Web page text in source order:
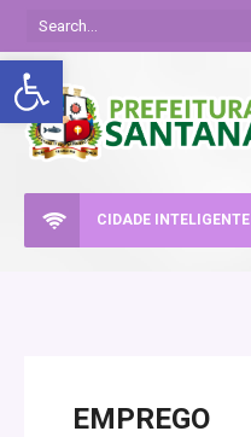
Abrir a barra de ferramentas
CIDADE INTELIGENTE
EMPREGO